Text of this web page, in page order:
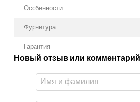
Особенности
Фурнитура
Гарантия
Новый отзыв или комментарий